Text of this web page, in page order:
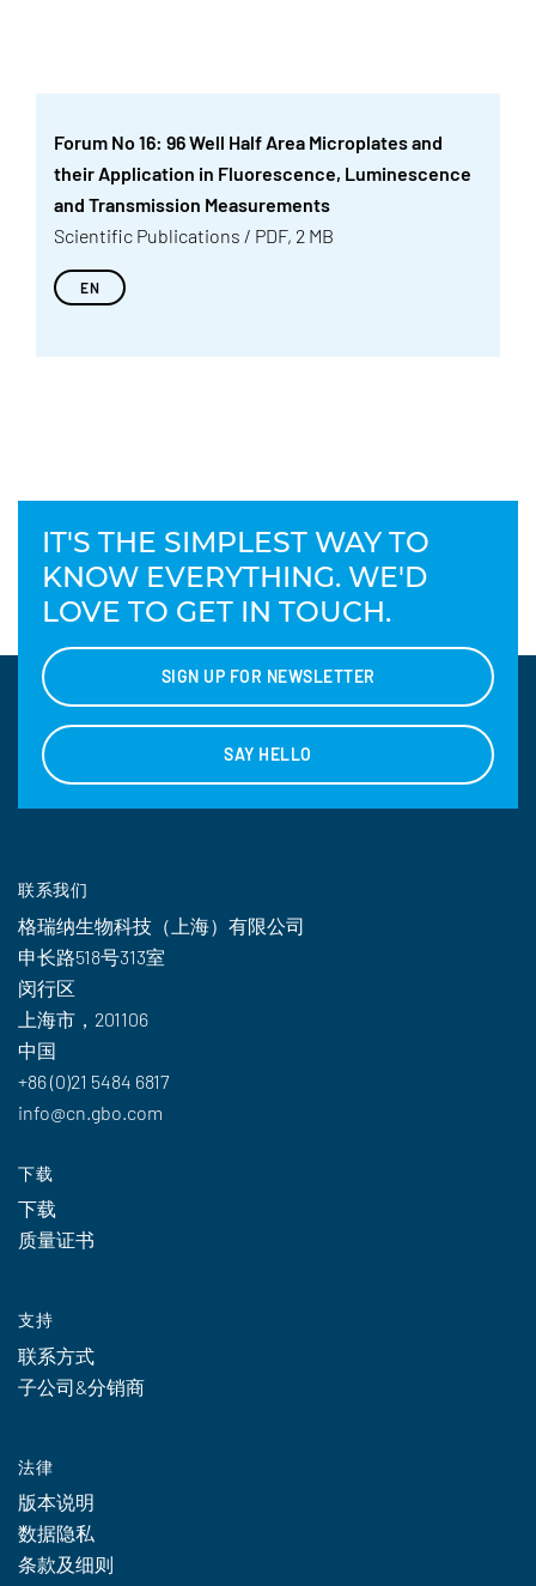
Forum No 16: 96 Well Half Area Microplates and
their Application in Fluorescence, Luminescence
and Transmission Measurements
Scientific Publications / PDF, 2 MB
EN
IT'S THE SIMPLEST WAY TO
KNOW EVERYTHING. WE'D
LOVE TO GET IN TOUCH.
SIGN UP FOR NEWSLETTER
SAY HELLO
联系我们
格瑞纳生物科技（上海）有限公司
申长路518号313室
闵行区
上海市，201106
中国
+86 (0)21 5484 6817
info@cn.gbo.com
下载
下载
质量证书
支持
联系方式
子公司&分销商
法律
版本说明
数据隐私
条款及细则